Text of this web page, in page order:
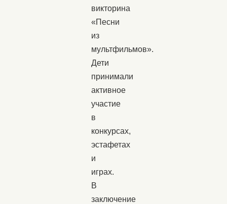
викторина
«Песни
из
мультфильмов».
Дети
принимали
активное
участие
в
конкурсах,
эстафетах
и
играх.
В
заключение